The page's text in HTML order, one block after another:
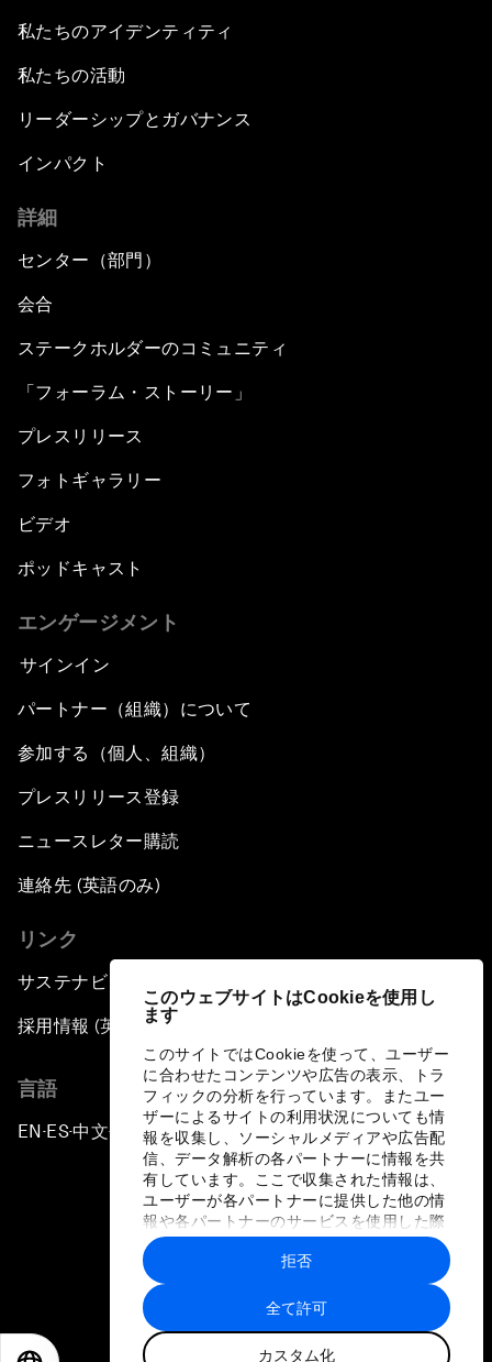
このウェブサイトはCookieを使用し
ます
このサイトではCookieを使って、ユーザー
に合わせたコンテンツや広告の表示、トラ
フィックの分析を行っています。またユー
ザーによるサイトの利用状況についても情
報を収集し、ソーシャルメディアや広告配
信、データ解析の各パートナーに情報を共
有しています。ここで収集された情報は、
ユーザーが各パートナーに提供した他の情
報や各パートナーのサービスを使用した際
に収集された情報と組み合わされ、各パー
トナーによって使用されることがありま
す。
全て許可
カスタム化
拒否
私たちのアイデンティティ
私たちの活動
リーダーシップとガバナンス
インパクト
詳細
センター（部門）
会合
ステークホルダーのコミュニティ
「フォーラム・ストーリー」
プレスリリース
フォトギャラリー
ビデオ
ポッドキャスト
エンゲージメント
サインイン
パートナー（組織）について
参加する（個人、組織）
プレスリリース登録
ニュースレター購読
連絡先 (英語のみ)
リンク
サステナビリティへの取り組み
採用情報 (英語のみ)
言語
EN ▪ ES▪中文▪ 日本語
プライバシーポリシーと利用規約
サイトマップ